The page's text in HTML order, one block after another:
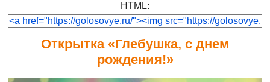
HTML:
Открытка «Глебушка, с днем
рождения!»